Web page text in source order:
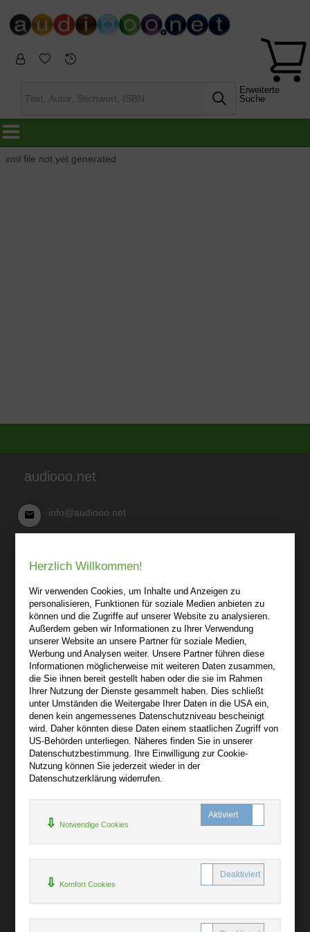
Erweiterte
Suche
xml file not yet generated
audiooo.net
info@audiooo.net
03 41-25 69 27 20
audiooo.net
Lindenthaler Straße 15
04155 Leipzig
Wir sind gerne für Sie persönlich da.
Über audiooo.net
AGB
Impressum
Widerruf
Datenschutz
Bibliotheksrabatt
MARC21-Datenimport
Herzlich Willkommen!
Wir verwenden Cookies, um Inhalte und Anzeigen zu
personalisieren, Funktionen für soziale Medien anbieten zu
können und die Zugriffe auf unserer Website zu analysieren.
Außerdem geben wir Informationen zu Ihrer Verwendung
unserer Website an unsere Partner für soziale Medien,
Werbung und Analysen weiter. Unsere Partner führen diese
Informationen möglicherweise mit weiteren Daten zusammen,
die Sie ihnen bereit gestellt haben oder die sie im Rahmen
Ihrer Nutzung der Dienste gesammelt haben. Dies schließt
unter Umständen die Weitergabe Ihrer Daten in die USA ein,
denen kein angemessenes Datenschutzniveau bescheinigt
wird. Daher könnten diese Daten einem staatlichen Zugriff von
US-Behörden unterliegen. Näheres finden Sie in unserer
Datenschutzbestimmung. Ihre Einwilligung zur Cookie-
Nutzung können Sie jederzeit wieder in der
Datenschutzerklärung widerrufen.
Notwendige Cookies
Komfort Cookies